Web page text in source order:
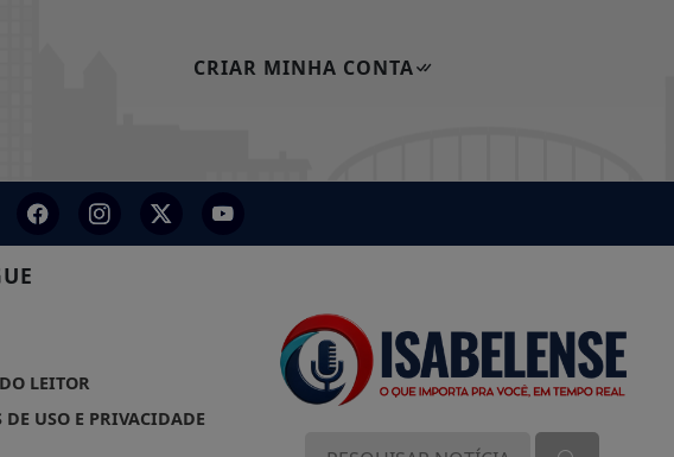
CRIAR MINHA CONTA
LEITOR
DE USO E PRIVACIDADE